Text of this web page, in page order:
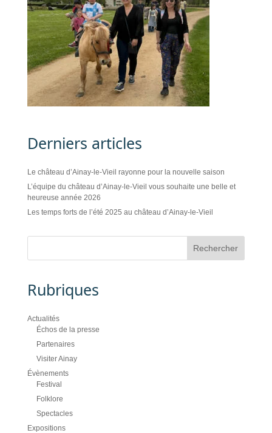
Derniers articles
Le château d’Ainay-le-Vieil rayonne pour la nouvelle saison
L’équipe du château d’Ainay-le-Vieil vous souhaite une belle et
heureuse année 2026
Les temps forts de l’été 2025 au château d’Ainay-le-Vieil
Rubriques
Actualités
Échos de la presse
Partenaires
Visiter Ainay
Évènements
Festival
Folklore
Spectacles
Expositions